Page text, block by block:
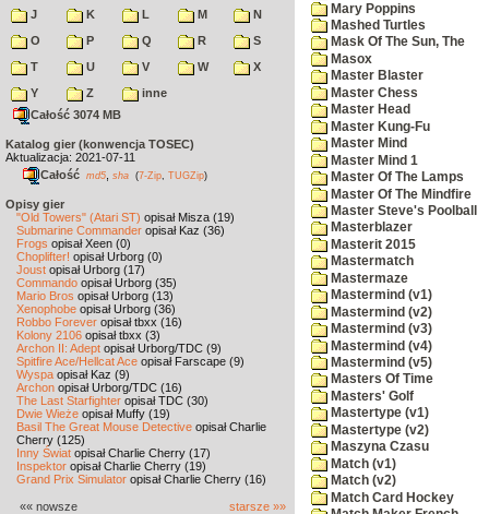
J
K L M
N
O
P Q R
S
T
U V W
X
Y
Z
inne
Całość 3074 MB
Katalog gier (konwencja TOSEC)
Aktualizacja: 2021-07-11
Całość md5 sha (7-Zip TUGZip)
Opisy gier
"Old Towers" (Atari ST) opisał Misza (19)
Submarine Commander opisał Kaz (36)
Frogs opisał Xeen (0)
Choplifter! opisał Urborg (0)
Joust opisał Urborg (17)
Commando opisał Urborg (35)
Mario Bros opisał Urborg (13)
Xenophobe opisał Urborg (36)
Robbo Forever opisał tbxx (16)
Kolony 2106 opisał tbxx (3)
Archon II: Adept opisał Urborg/TDC (9)
Spitfire Ace/Hellcat Ace opisał Farscape (9)
Wyspa opisał Kaz (9)
Archon opisał Urborg/TDC (16)
The Last Starfighter opisał TDC (30)
Dwie Wieże opisał Muffy (19)
Basil The Great Mouse Detective opisał Charlie
Cherry (125)
Inny Świat opisał Charlie Cherry (17)
Inspektor opisał Charlie Cherry (19)
Grand Prix Simulator opisał Charlie Cherry (16)
«« nowsze starsze »»
Mary Poppins
Mashed Turtles
Mask Of The Sun, The
Masox
Master Blaster
Master Chess
Master Head
Master Kung-Fu
Master Mind
Master Mind 1
Master Of The Lamps
Master Of The Mindfire
Master Steve's Poolball
Masterblazer
Masterit 2015
Mastermatch
Mastermaze
Mastermind (v1)
Mastermind (v2)
Mastermind (v3)
Mastermind (v4)
Mastermind (v5)
Masters Of Time
Masters' Golf
Mastertype (v1)
Mastertype (v2)
Maszyna Czasu
Match (v1)
Match (v2)
Match Card Hockey